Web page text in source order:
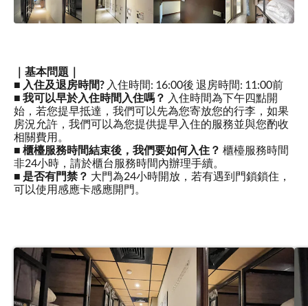
｜基本問題｜
■ 入住及退房時間? 入住時間: 16:00後 退房時間: 11:00前
■ 我可以早於入住時間入住嗎？ 入住時間為下午四點開
始，若您提早抵達，我們可以先為您寄放您的行李，如果
房況允許，我們可以為您提供提早入住的服務並與您酌收
相關費用。
■ 櫃檯服務時間結束後，我們要如何入住？ 櫃檯服務時間
非24小時，請於櫃台服務時間內辦理手續。
■ 是否有門禁？ 大門為24小時開放，若有遇到門鎖鎖住，
可以使用感應卡感應開門。